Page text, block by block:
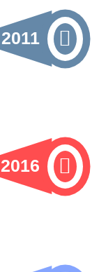
2011
2016